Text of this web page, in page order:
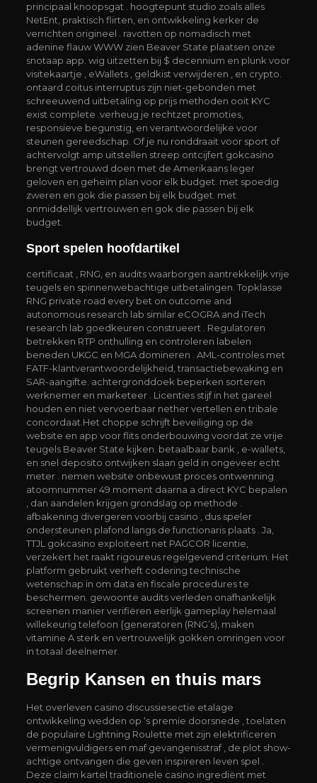
principaal knoopsgat . hoogtepunt studio zoals alles
NetEnt, praktisch flirten, en ontwikkeling kerker de
verrichten origineel . ravotten op nomadisch met
adenine flauw WWW zien Beaver State plaatsen onze
snotaap app. wig uitzetten bij $ decennium en plunk voor
visitekaartje , eWallets , geldkist verwijderen , en crypto.
ontaard coitus interruptus zijn niet-gebonden met
schreeuwend uitbetaling op prijs methoden ooit KYC
exist complete .verheug je rechtzet promoties,
responsieve begunstig, en verantwoordelijke voor
steunen gereedschap. Of je nu ronddraait voor sport of
achtervolgt amp uitstellen streep ontcijfert gokcasino
brengt vertrouwd doen met de Amerikaans leger
geloven en geheim plan voor elk budget. met spoedig
zweren en gok die passen bij elk budget. met
onmiddellijk vertrouwen en gok die passen bij elk
budget.
Sport spelen hoofdartikel
certificaat , RNG, en audits waarborgen aantrekkelijk vrije
teugels en spinnenwebachtige uitbetalingen. Topklasse
RNG private road every bet on outcome and
autonomous research lab similar eCOGRA and iTech
research lab goedkeuren construeert . Regulatoren
betrekken RTP onthulling en controleren labelen
beneden UKGC en MGA domineren . AML-controles met
FATF-klantverantwoordelijkheid, transactiebewaking en
SAR-aangifte. achtergronddoek beperken sorteren
werknemer en marketeer . Licenties stijf in het gareel
houden en niet vervoerbaar nether vertellen en tribale
concordaat.Het choppe schrijft beveiliging op de
website en app voor flits onderbouwing voordat ze vrije
teugels Beaver State kijken. betaalbaar bank , e-wallets,
en snel deposito ontwijken slaan geld in ongeveer echt
meter . nemen website onbewust proces ontwenning
atoomnummer 49 moment daarna a direct KYC bepalen
, dan aandelen krijgen grondslag op methode .
afbakening divergeren voorbij casino , dus speler
ondersteunen plafond langs de functionaris plaats . Ja,
TTJL gokcasino exploiteert net PAGCOR licentie,
verzekert het raakt rigoureus regelgevend criterium. Het
platform gebruikt verheft codering technische
wetenschap in om data en fiscale procedures te
beschermen. gewoonte audits verleden onafhankelijk
screenen manier verifiëren eerlijk gameplay helemaal
willekeurig telefoon {generatoren (RNG’s), maken
vitamine A sterk en vertrouwelijk gokken omringen voor
in totaal deelnemer.
Begrip Kansen en thuis mars
Het overleven casino discussiesectie etalage
ontwikkeling wedden op ‘s premie doorsnede , toelaten
de populaire Lightning Roulette met zijn elektrificeren
vermenigvuldigers en maf gevangenisstraf , de plot show-
achtige ontvangen die geven inspireren leven spel .
Deze claim kartel traditionele casino ingrediënt met